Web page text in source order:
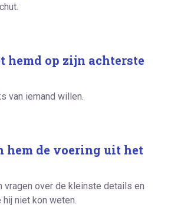
hemd op zijn achterste
van iemand willen.
hem de voering uit het
vragen over de kleinste details en
niet kon weten.